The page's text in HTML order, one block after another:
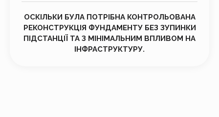
ОСКІЛЬКИ БУЛА ПОТРІБНА КОНТРОЛЬОВАНА
РЕКОНСТРУКЦІЯ ФУНДАМЕНТУ БЕЗ ЗУПИНКИ
ПІДСТАНЦІЇ ТА З МІНІМАЛЬНИМ ВПЛИВОМ НА
ІНФРАСТРУКТУРУ.